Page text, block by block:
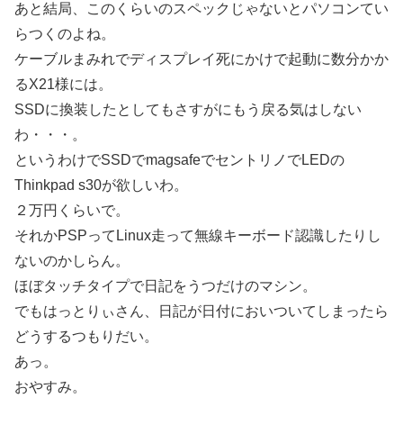
あと結局、このくらいのスペックじゃないとパソコンてい
らつくのよね。
ケーブルまみれでディスプレイ死にかけで起動に数分かか
るX21様には。
SSDに換装したとしてもさすがにもう戻る気はしない
わ・・・。
というわけでSSDでmagsafeでセントリノでLEDの
Thinkpad s30が欲しいわ。
２万円くらいで。
それかPSPってLinux走って無線キーボード認識したりし
ないのかしらん。
ほぼタッチタイプで日記をうつだけのマシン。
でもはっとりぃさん、日記が日付においついてしまったら
どうするつもりだい。
あっ。
おやすみ。